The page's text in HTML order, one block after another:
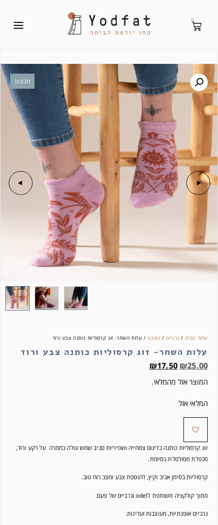
0
מבצע!
עמוד הבית / גרביים/ כותנה/ עלות השחר- זוג קרסוליות כותנה צבע ורוד
עלות השחר- זוג קרסוליות כותנה צבע ורוד
₪25.00
₪17.50
המוצר אזל מהמלאי.
המלאי אזל
זוג קרסוליות כותנה בדיגום צמחייה ושפיריות סביב שמש עולה בחמרה על רקע ורוד,
מכפלת מסולסלת בסיומת.
קרסוליות בסימן אביב וקיץ, להוספת צבע ומצב רוח טוב.
מתוך קולקציה משותפת לodel וגרביים של פעם.
גרביים אופנתיות, מעוצבות ועדינות.